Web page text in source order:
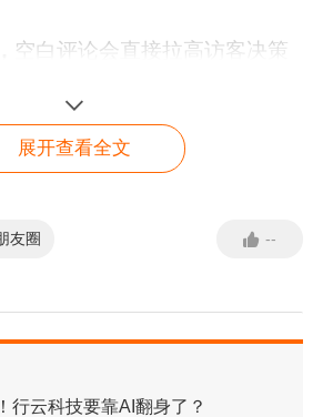
空白评论会直接拉高访客决策
，陷入“没评论→没转化→没流
品模式的同行，早已形成固定
。有做家居类目的老卖家分
，一款仅靠自然佛系积累评
二十余条评价；另一款前期稳
展开查看全文
友圈 --
行云科技要靠AI翻身了？